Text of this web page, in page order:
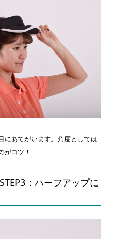
にあてがいます。角度としては
がコツ！
：ハーフアップに